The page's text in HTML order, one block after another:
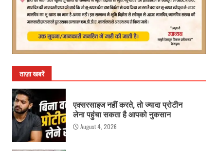
ताज़ा खबरें
एक्सरसाइज नहीं करते, तो ज्यादा प्रोटीन
लेना पहुंचा सकता है आपको नुकसान
August 4, 2026